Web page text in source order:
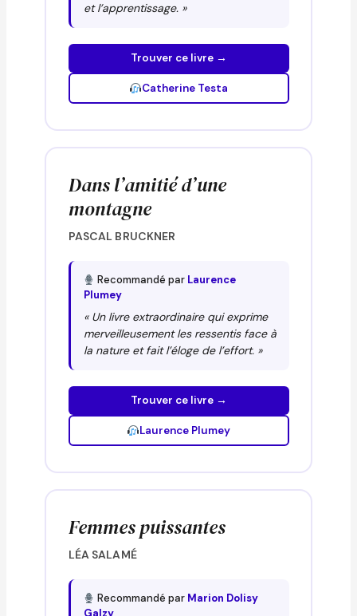
et l’apprentissage. »
Trouver ce livre →
Catherine Testa
Dans l’amitié d’une
montagne
PASCAL BRUCKNER
Recommandé par Laurence
Plumey
« Un livre extraordinaire qui exprime
merveilleusement les ressentis face à
la nature et fait l’éloge de l’effort. »
Trouver ce livre →
Laurence Plumey
Femmes puissantes
LÉA SALAMÉ
Recommandé par Marion Dolisy